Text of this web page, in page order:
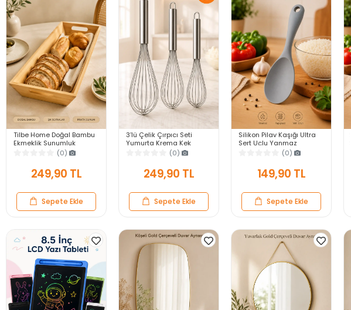
Tilbe Home Doğal Bambu
Ekmeklik Sunumluk
Dikdörtgen Kahvaltı ve
(0)
249,90 TL
Sepete Ekle
3’lü Çelik Çırpıcı Seti
Yumurta Krema Kek
Hamuru Çırpma Teli Pratik
Sos Karıştırıcı Mutfak Teli
(0)
249,90 TL
Sepete Ekle
Silikon Pilav Kaşığı Ultra
Sert Uçlu Yanmaz
Yapışmaz Isıya Dayanıklı
Gri Servis Yemek Kaşığı
(0)
149,90 TL
Sepete Ekle